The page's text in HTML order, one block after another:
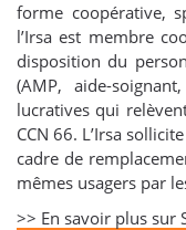
forme coopérative,
l’Irsa est membre
disposition du
(AMP, aide-
lucratives qui
CCN 66. L’Irsa
cadre de
mêmes usagers par
>> En savoir plus sur